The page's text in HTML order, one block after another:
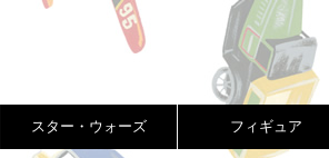
スター・ウォーズ フィギュア